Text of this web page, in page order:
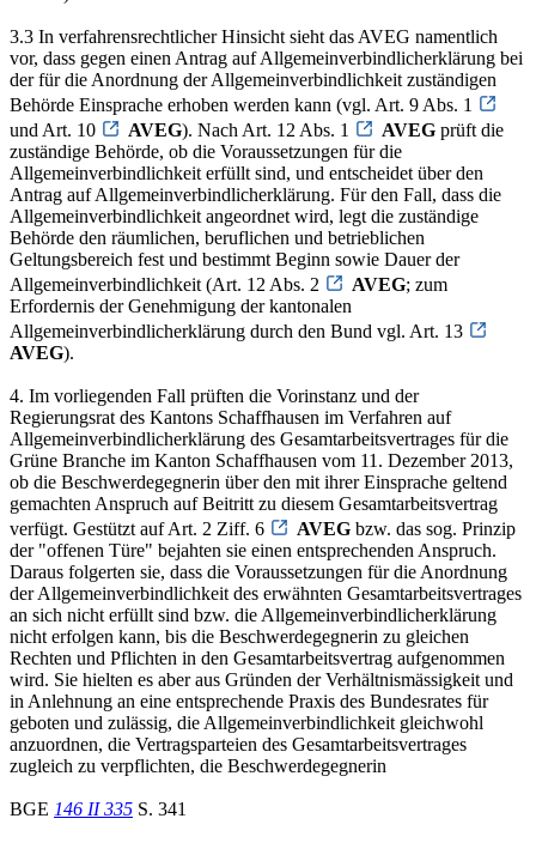
3.3 In verfahrensrechtlicher Hinsicht sieht das AVEG namentlich
vor, dass gegen einen Antrag auf Allgemeinverbindlicherklärung bei
der für die Anordnung der Allgemeinverbindlichkeit zuständigen
Behörde Einsprache erhoben werden kann (vgl. Art. 9 Abs. 1
und Art. 10
AVEG). Nach Art. 12 Abs. 1 AVEG prüft die
zuständige Behörde, ob die Voraussetzungen für die
Allgemeinverbindlichkeit erfüllt sind, und entscheidet über den
Antrag auf Allgemeinverbindlicherklärung. Für den Fall, dass die
Allgemeinverbindlichkeit angeordnet wird, legt die zuständige
Behörde den räumlichen, beruflichen und betrieblichen
Geltungsbereich fest und bestimmt Beginn sowie Dauer der
Allgemeinverbindlichkeit (Art. 12 Abs. 2
AVEG; zum
Erfordernis der Genehmigung der kantonalen
Allgemeinverbindlicherklärung durch den Bund vgl. Art. 13
AVEG).
4. Im vorliegenden Fall prüften die Vorinstanz und der
Regierungsrat des Kantons Schaffhausen im Verfahren auf
Allgemeinverbindlicherklärung des Gesamtarbeitsvertrages für die
Grüne Branche im Kanton Schaffhausen vom 11. Dezember 2013,
ob die Beschwerdegegnerin über den mit ihrer Einsprache geltend
gemachten Anspruch auf Beitritt zu diesem Gesamtarbeitsvertrag
verfügt. Gestützt auf Art. 2 Ziff. 6
AVEG bzw. das sog. Prinzip
der "offenen Türe" bejahten sie einen entsprechenden Anspruch.
Daraus folgerten sie, dass die Voraussetzungen für die Anordnung
der Allgemeinverbindlichkeit des erwähnten Gesamtarbeitsvertrages
an sich nicht erfüllt sind bzw. die Allgemeinverbindlicherklärung
nicht erfolgen kann, bis die Beschwerdegegnerin zu gleichen
Rechten und Pflichten in den Gesamtarbeitsvertrag aufgenommen
wird. Sie hielten es aber aus Gründen der Verhältnismässigkeit und
in Anlehnung an eine entsprechende Praxis des Bundesrates für
geboten und zulässig, die Allgemeinverbindlichkeit gleichwohl
anzuordnen, die Vertragsparteien des Gesamtarbeitsvertrages
zugleich zu verpflichten, die Beschwerdegegnerin
BGE 146 II 335 S. 341